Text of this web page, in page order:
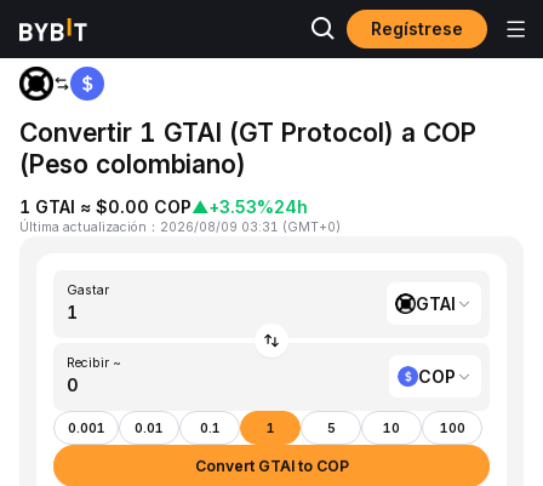
Regístrese
Inicio GTAI to COP
Convertir 1 GTAI (GT Protocol) a COP
(Peso colombiano)
1 GTAI ≈ $0.00 COP▲+3.53%24h
Última actualización ： 2026/08/09 03:31 (GMT+0)
Gastar
GTAI
Recibir ~
COP
0.001 0.01 0.1 1 5 10 100
Convert GTAI to COP